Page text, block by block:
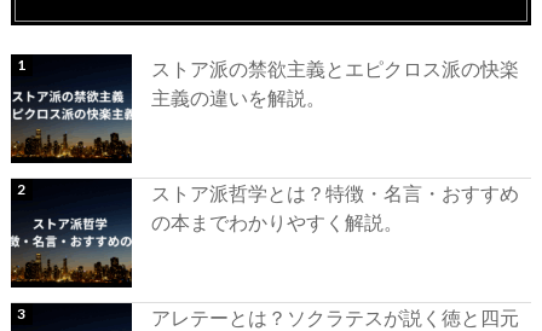
ストア派の禁欲主義とエピクロス派の快楽
主義の違いを解説。
ストア派哲学とは？特徴・名言・おすすめ
の本までわかりやすく解説。
アレテーとは？ソクラテスが説く徳と四元